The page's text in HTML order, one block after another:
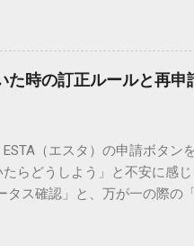
ースです。 対策： 原則とし
名称であれば、当時の名称
れた場所が分からない場合
を整えましょう。 1. 勤務先
基盤があり、不法滞在する
務員など） すべて英語（ロ
Title）： 正確な役職名が不
（管理職）など、一
」の欄を間違えないよう注
ことが求められます。 無職
報を入れる必要はありませ
た時の訂正ルールと再申
（エスタ）の申請ボタン
らどうしよう」と不安に感
ス確認」と、万が一の際の
ら、ミスが発覚した際の具